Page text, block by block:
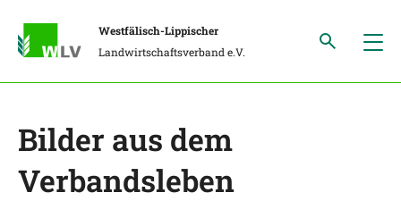
Westfälisch-Lippischer
Landwirtschaftsverband e.V.
Bilder aus dem
Verbandsleben